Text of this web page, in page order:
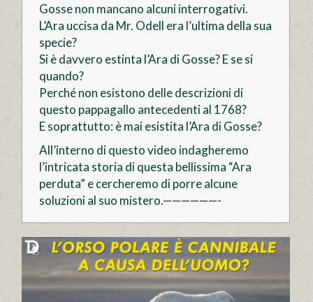
Gosse non mancano alcuni interrogativi.
L’Ara uccisa da Mr. Odell era l’ultima della sua
specie?
Si è davvero estinta l’Ara di Gosse? E se si
quando?
Perché non esistono delle descrizioni di
questo pappagallo antecedenti al 1768?
E soprattutto: è mai esistita l’Ara di Gosse?
All’interno di questo video indagheremo
l’intricata storia di questa bellissima “Ara
perduta” e cercheremo di porre alcune
soluzioni al suo mistero.——————-